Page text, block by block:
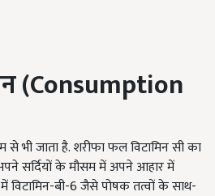
(Consumption
भी जाता है. शरीफा फल विटामिन सी का
सर्दियों के मौसम में अपने आहार में
बी-6 जैसे पोषक तत्वों के साथ-